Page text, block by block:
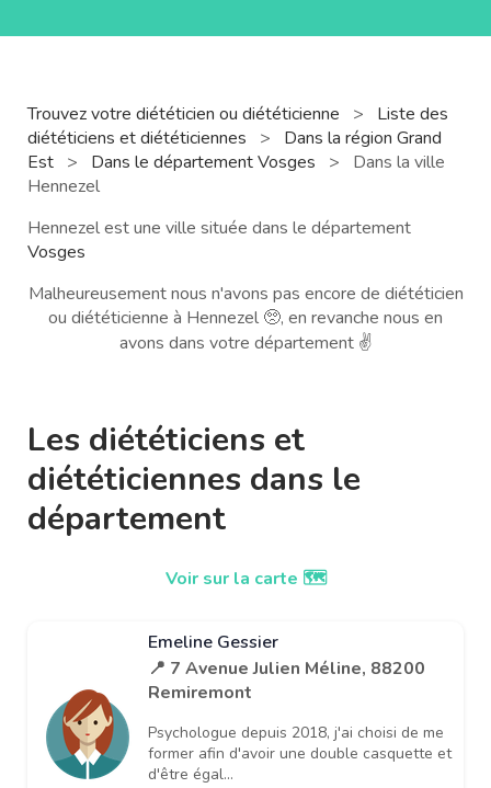
Trouvez votre diététicien ou diététicienne >
Liste des
diététiciens et diététiciennes
>
Dans la région Grand
Est > Dans le département Vosges >
Dans la ville
Hennezel
Hennezel est une ville située dans le département
Vosges
Malheureusement nous n'avons pas encore de diététicien
ou diététicienne à Hennezel 🥺, en revanche nous en
avons dans votre département ✌️
Les diététiciens et
diététiciennes dans le
département
Voir sur la carte 🗺️
Emeline Gessier
📍 7 Avenue Julien Méline, 88200
Remiremont
Psychologue depuis 2018, j'ai choisi de me
former afin d'avoir une double casquette et
d'être égal...